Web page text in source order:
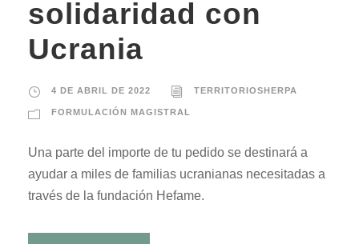
solidaridad con
Ucrania
4 DE ABRIL DE 2022 TERRITORIOSHERPA
FORMULACIÓN MAGISTRAL
Una parte del importe de tu pedido se destinará a
ayudar a miles de familias ucranianas necesitadas a
través de la fundación Hefame.